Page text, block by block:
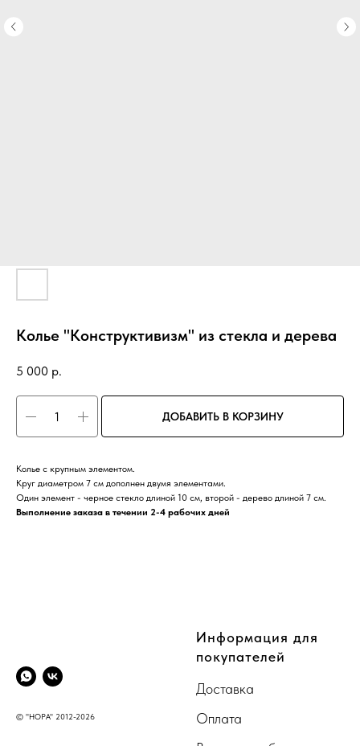
Колье "Конструктивизм" из стекла и дерева
5 000 р.
ДОБАВИТЬ В КОРЗИНУ
Колье с крупным элементом.
Круг диаметром 7 см дополнен двумя элементами.
Один элемент - черное стекло длиной 10 см, второй - дерево длиной 7 см.
Выполнение заказа в течении 2-4 рабочих дней
© "НОРА" 2012-2026
Информация для
покупателей
Доставка
Оплата